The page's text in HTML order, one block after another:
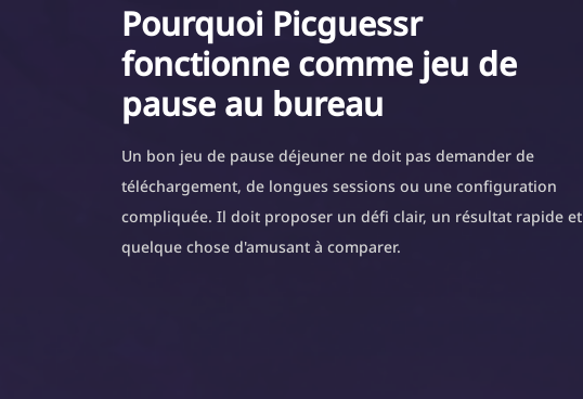
Pourquoi Picguessr
fonctionne comme jeu de
pause au bureau
Un bon jeu de pause déjeuner ne doit pas demander de
téléchargement, de longues sessions ou une configuration
compliquée. Il doit proposer un défi clair, un résultat rapide et
quelque chose d'amusant à comparer.